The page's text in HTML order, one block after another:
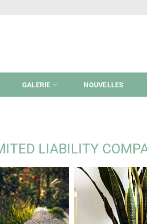
GALERIE NOUVELLES
LIABILITY